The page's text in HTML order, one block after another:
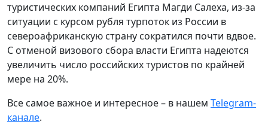
туристических компаний Египта Магди Салеха, из-за
ситуации с курсом рубля турпоток из России в
североафриканскую страну сократился почти вдвое.
С отменой визового сбора власти Египта надеются
увеличить число российских туристов по крайней
мере на 20%.
Все самое важное и интересное – в нашем Telegram-
канале.